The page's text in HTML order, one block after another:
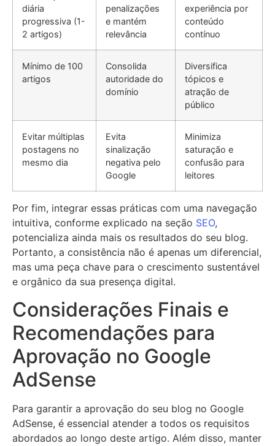
diária
progressiva (1-
2 artigos)
penalizações
e mantém
relevância
experiência por
conteúdo
contínuo
Mínimo de 100
artigos
Consolida
autoridade do
domínio
Diversifica
tópicos e
atração de
público
Evitar múltiplas
postagens no
mesmo dia
Evita
sinalização
negativa pelo
Google
Minimiza
saturação e
confusão para
leitores
Por fim, integrar essas práticas com uma navegação
intuitiva, conforme explicado na seção SEO,
potencializa ainda mais os resultados do seu blog.
Portanto, a consistência não é apenas um diferencial,
mas uma peça chave para o crescimento sustentável
e orgânico da sua presença digital.
Considerações Finais e
Recomendações para
Aprovação no Google
AdSense
Para garantir a aprovação do seu blog no Google
AdSense, é essencial atender a todos os requisitos
abordados ao longo deste artigo. Além disso, manter